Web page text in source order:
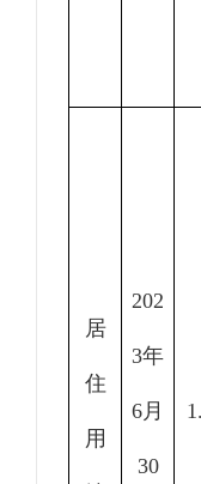
居
住
用
202
3年
6月
30